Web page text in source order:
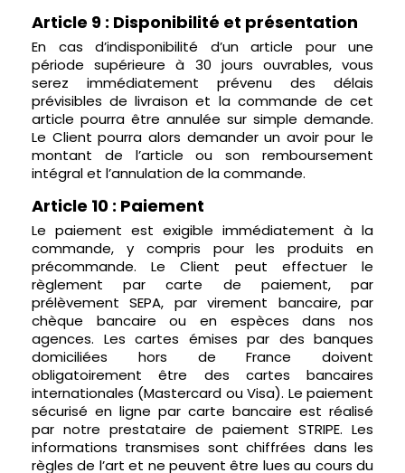
Article 9 : Disponibilité et présentation
En cas d’indisponibilité d’un article pour une
période supérieure à 30 jours ouvrables, vous
serez immédiatement prévenu des délais
prévisibles de livraison et la commande de cet
article pourra être annulée sur simple demande.
Le Client pourra alors demander un avoir pour le
montant de l’article ou son remboursement
intégral et l’annulation de la commande.
Article 10 : Paiement
Le paiement est exigible immédiatement à la
commande, y compris pour les produits en
précommande. Le Client peut effectuer le
règlement par carte de paiement, par
prélèvement SEPA, par virement bancaire, par
chèque bancaire ou en espèces dans nos
agences. Les cartes émises par des banques
domiciliées hors de France doivent
obligatoirement être des cartes bancaires
internationales (Mastercard ou Visa). Le paiement
sécurisé en ligne par carte bancaire est réalisé
par notre prestataire de paiement STRIPE. Les
informations transmises sont chiffrées dans les
règles de l’art et ne peuvent être lues au cours du